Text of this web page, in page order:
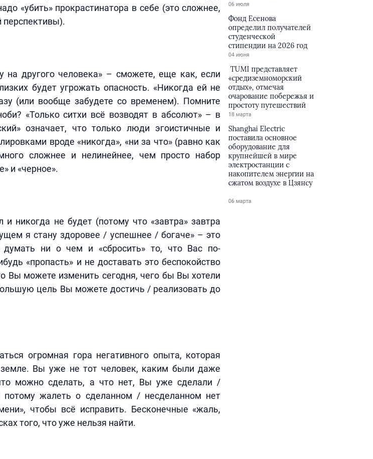
«убить» прокрастинатора в себе (это сложнее,
перспективы).
на другого человека» – сможете, еще как, если
будет угрожать опасность. «Никогда ей не
(или вообще забудете со временем). Помните
«Только ситхи всё возводят в абсолют» – в
означает, что только люди эгоистичные и
вроде «никогда», «ни за что» (равно как
сложнее и нелинейнее, чем просто набор
и «черное».
и никогда не будет (потому что «завтра» завтра
я стану здоровее / успешнее / богаче» – это
думать ни о чем и «сбросить» то, что Вас по-
«пропасть» и не доставать это беспокойство
Вы можете изменить сегодня, чего бы Вы хотели
цель Вы можете достичь / реализовать до
огромная гора негативного опыта, которая
земле. Вы уже не тот человек, каким были даже
можно сделать, а что нет, Вы уже сделали /
жалеть о сделанном / несделанном нет
чтобы всё исправить. Бесконечные «жаль,
того, что уже нельзя найти.
06 июля
Фонд Есенова
определил получателей
студенческой
стипендии на 2026 год
04 июня
TUMI представляет
«средиземноморский
отдых», отмечая
очарование побережья и
простоту путешествий
18 марта
Shanghai Electric
поставила основное
оборудование для
крупнейшей в мире
электростанции с
накопителем энергии на
сжатом воздухе в Цзянсу
06 марта